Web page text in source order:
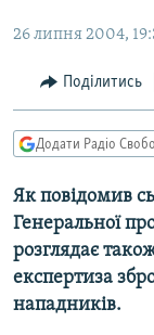
до
СПОРТ
УКРАЇНА
ТИ ЯК?
СХЕМИ
МУЛЬТИМЕДІА
ФОТО
СПЕЦПРОЄКТИ
26 липня 2004,
Поділитись
Додати Радіо
Як повідомив
Генеральної
розглядає
експертиза
нападників.